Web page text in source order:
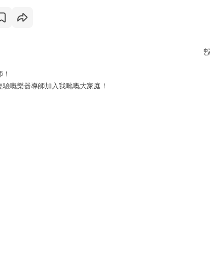
嘅樂器導師加入我哋嘅大家庭！